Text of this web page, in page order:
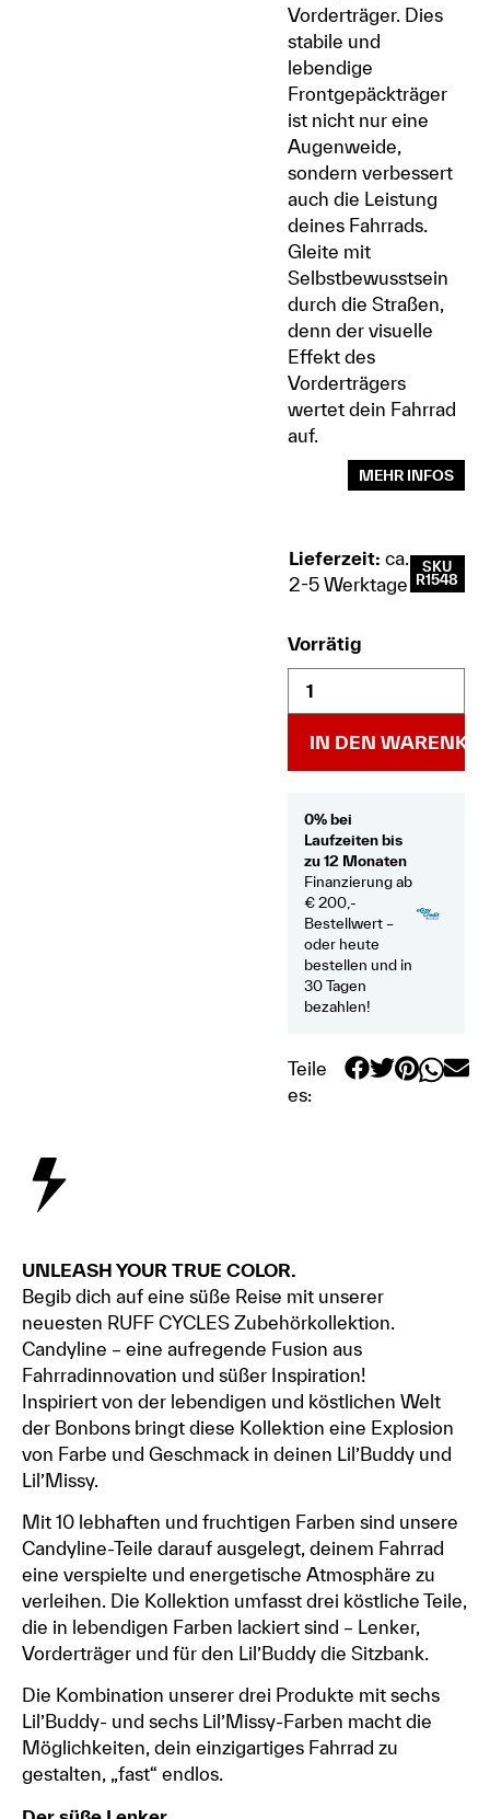
Vorderträger. Dies
stabile und
lebendige
Frontgepäckträger
ist nicht nur eine
Augenweide,
sondern verbessert
auch die Leistung
deines Fahrrads.
Gleite mit
Selbstbewusstsein
durch die Straßen,
denn der visuelle
Effekt des
Vorderträgers
wertet dein Fahrrad
auf.
MEHR INFOS
Lieferzeit: ca.
2-5 Werktage
SKU
R1548
Vorrätig
IN DEN
0% bei
Laufzeiten bis
zu 12 Monaten
Finanzierung ab
€ 200,-
Bestellwert –
oder heute
bestellen und in
30 Tagen
bezahlen!
Teile
es:
UNLEASH YOUR TRUE COLOR.
Begib dich auf eine süße Reise mit unserer
neuesten RUFF CYCLES Zubehörkollektion.
Candyline – eine aufregende Fusion aus
Fahrradinnovation und süßer Inspiration!
Inspiriert von der lebendigen und köstlichen Welt
der Bonbons bringt diese Kollektion eine Explosion
von Farbe und Geschmack in deinen Lil’Buddy und
Lil’Missy.
Mit 10 lebhaften und fruchtigen Farben sind unsere
Candyline-Teile darauf ausgelegt, deinem Fahrrad
eine verspielte und energetische Atmosphäre zu
verleihen. Die Kollektion umfasst drei köstliche Teile,
die in lebendigen Farben lackiert sind – Lenker,
Vorderträger und für den Lil’Buddy die Sitzbank.
Die Kombination unserer drei Produkte mit sechs
Lil’Buddy- und sechs Lil’Missy-Farben macht die
Möglichkeiten, dein einzigartiges Fahrrad zu
gestalten, „fast“ endlos.